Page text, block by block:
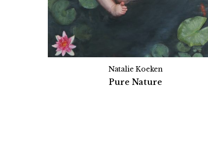
Natalie Koeken
Pure Nature